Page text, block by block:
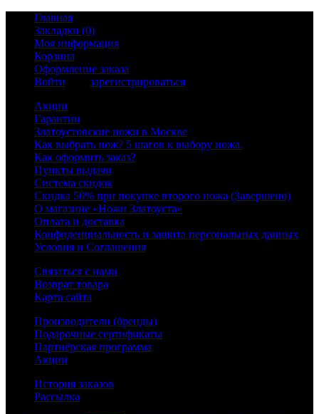
Главная
Закладки (0)
Моя информация
Корзина
Оформление заказа
Войти
зарегистрироваться
Акции
Гарантии
Златоустовские ножи в Москве
Как выбрать нож? 5 шагов к выбору ножа.
Как оформить заказ?
Пункты выдачи
Система скидок
Скидка 50% при покупке второго ножа (Завершено)
О магазине «Ножи Златоуста»
Оплата и доставка
Конфиденциальность и защита персональных данных
Условия и Соглашения
Связаться с нами
Возврат товара
Карта сайта
Производители (бренды)
Подарочные сертификаты
Партнёрская программа
Акции
История заказов
Рассылка